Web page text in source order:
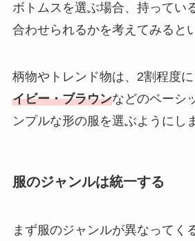
ボトムスを選ぶ場合、持ってい
合わせられるかを考えてみると
柄物やトレンド物は、2割程度に
イビー・ブラウンなどのベーシ
ンプルな形の服を選ぶようにし
服のジャンルは統一する
まず服のジャンルが異なってく